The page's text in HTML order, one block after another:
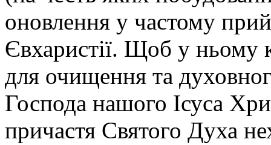
оновлення у частому
Євхаристії. Щоб у ньому
для очищення та
Господа нашого Ісуса
причастя Святого Духа